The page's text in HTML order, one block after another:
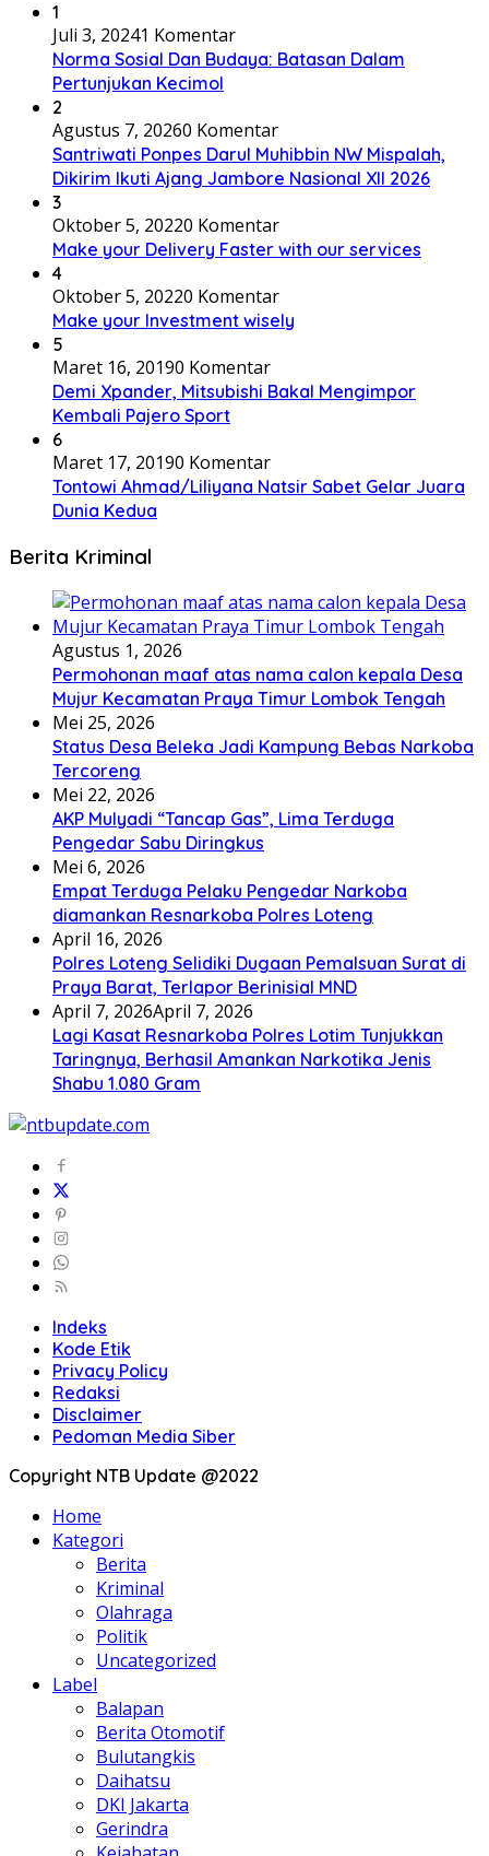
1
Juli 3, 20241 Komentar
Norma Sosial Dan Budaya: Batasan Dalam
Pertunjukan Kecimol
2
Agustus 7, 20260 Komentar
Santriwati Ponpes Darul Muhibbin NW Mispalah,
Dikirim Ikuti Ajang Jambore Nasional XII 2026
3
Oktober 5, 20220 Komentar
Make your Delivery Faster with our services
4
Oktober 5, 20220 Komentar
Make your Investment wisely
5
Maret 16, 20190 Komentar
Demi Xpander, Mitsubishi Bakal Mengimpor
Kembali Pajero Sport
6
Maret 17, 20190 Komentar
Tontowi Ahmad/Liliyana Natsir Sabet Gelar Juara
Dunia Kedua
Berita Kriminal
Agustus 1, 2026
Permohonan maaf atas nama calon kepala Desa
Mujur Kecamatan Praya Timur Lombok Tengah
Mei 25, 2026
Status Desa Beleka Jadi ‎Kampung Bebas Narkoba
Tercoreng
Mei 22, 2026
AKP Mulyadi “Tancap Gas”, Lima Terduga
Pengedar Sabu Diringkus
Mei 6, 2026
Empat Terduga Pelaku Pengedar Narkoba
diamankan Resnarkoba Polres Loteng
April 16, 2026
Polres Loteng Selidiki Dugaan Pemalsuan Surat di
Praya Barat, Terlapor Berinisial MND
April 7, 2026April 7, 2026
Lagi Kasat Resnarkoba Polres Lotim Tunjukkan
Taringnya, Berhasil Amankan Narkotika Jenis
Shabu 1.080 Gram
Indeks
Kode Etik
Privacy Policy
Redaksi
Disclaimer
Pedoman Media Siber
Copyright NTB Update @2022
Home
Kategori
Berita
Kriminal
Olahraga
Politik
Uncategorized
Label
Balapan
Berita Otomotif
Bulutangkis
Daihatsu
DKI Jakarta
Gerindra